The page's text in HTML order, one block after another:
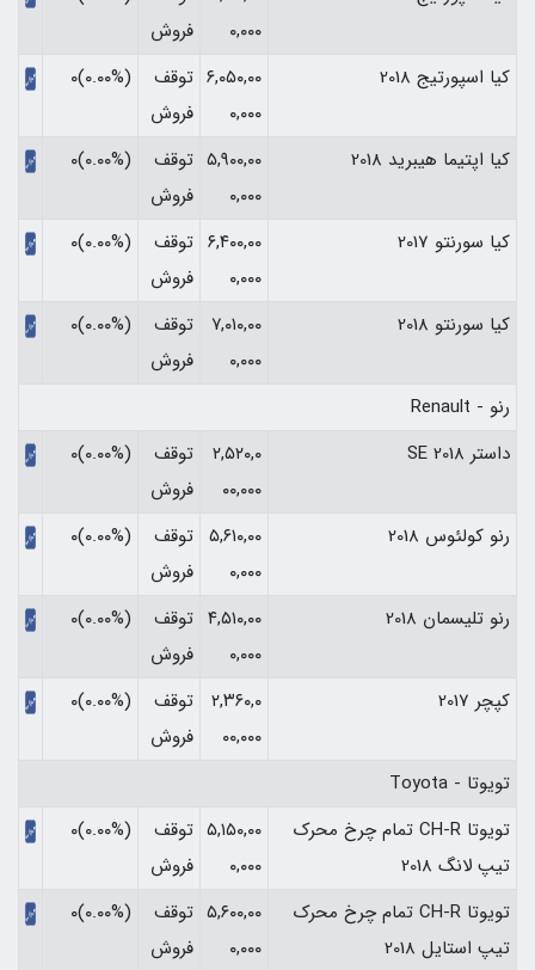
۰,۰۰۰
فروش
کیا اسپورتیج 2018
۶,۰۵۰,۰۰
۰,۰۰۰
توقف
فروش
(۰.۰۰%)۰
کیا اپتیما هیبرید 2018
۵,۹۰۰,۰۰
۰,۰۰۰
توقف
فروش
(۰.۰۰%)۰
کیا سورنتو 2017
۶,۴۰۰,۰۰
۰,۰۰۰
توقف
فروش
(۰.۰۰%)۰
کیا سورنتو 2018
۷,۰۱۰,۰۰
۰,۰۰۰
توقف
فروش
(۰.۰۰%)۰
رنو - Renault
داستر SE 2018
۲,۵۲۰,۰
۰۰,۰۰۰
توقف
فروش
(۰.۰۰%)۰
رنو کولئوس 2018
۵,۶۱۰,۰۰
۰,۰۰۰
توقف
فروش
(۰.۰۰%)۰
رنو تلیسمان 2018
۴,۵۱۰,۰۰
۰,۰۰۰
توقف
فروش
(۰.۰۰%)۰
کپچر 2017
۲,۳۶۰,۰
۰۰,۰۰۰
توقف
فروش
(۰.۰۰%)۰
تویوتا - Toyota
تویوتا CH-R تمام چرخ محرک
تیپ لانگ 2018
۵,۱۵۰,۰۰
۰,۰۰۰
توقف
فروش
(۰.۰۰%)۰
تویوتا CH-R تمام چرخ محرک
تیپ استایل 2018
۵,۶۰۰,۰۰
۰,۰۰۰
توقف
فروش
(۰.۰۰%)۰